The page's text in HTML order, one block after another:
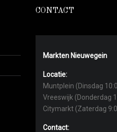
CONTACT
Markten Nieuwegein
Locatie:
Muntplein (Dinsdag
Vreeswijk (Donderdag
Citymarkt (Zaterdag
Contact: